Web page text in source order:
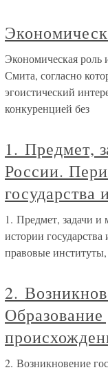
Экономическая
Смита, согласно
эгоистический
конкуренцией без
1. Предмет,
России.
государства
1. Предмет, задачи и
истории
правовые институты,
2.
Образование
2. Возникновение